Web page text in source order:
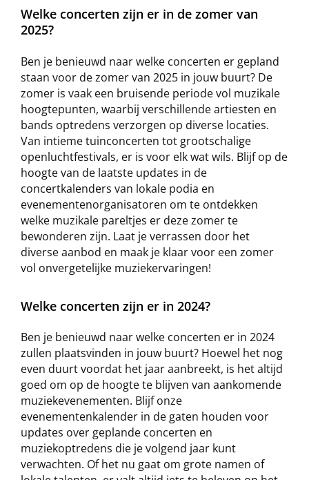
Welke concerten zijn er in de zomer van
2025?
Ben je benieuwd naar welke concerten er gepland
staan voor de zomer van 2025 in jouw buurt? De
zomer is vaak een bruisende periode vol muzikale
hoogtepunten, waarbij verschillende artiesten en
bands optredens verzorgen op diverse locaties.
Van intieme tuinconcerten tot grootschalige
openluchtfestivals, er is voor elk wat wils. Blijf op de
hoogte van de laatste updates in de
concertkalenders van lokale podia en
evenementenorganisatoren om te ontdekken
welke muzikale pareltjes er deze zomer te
bewonderen zijn. Laat je verrassen door het
diverse aanbod en maak je klaar voor een zomer
vol onvergetelijke muziekervaringen!
Welke concerten zijn er in 2024?
Ben je benieuwd naar welke concerten er in 2024
zullen plaatsvinden in jouw buurt? Hoewel het nog
even duurt voordat het jaar aanbreekt, is het altijd
goed om op de hoogte te blijven van aankomende
muziekevenementen. Blijf onze
evenementenkalender in de gaten houden voor
updates over geplande concerten en
muziekoptredens die je volgend jaar kunt
verwachten. Of het nu gaat om grote namen of